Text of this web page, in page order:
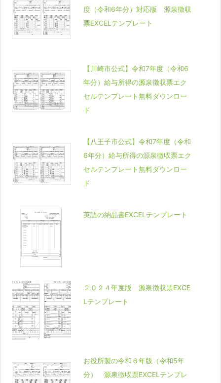
度（令和6年分）対応版 源泉徴収
票EXCELテンプレート
【川崎市公式】令和7年度（令和6
年分）給与所得の源泉徴収票エク
セルテンプレート無料ダウンロー
ド
【八王子市公式】令和7年度（令和
6年分）給与所得の源泉徴収票エク
セルテンプレート無料ダウンロー
ド
英語の納品書EXCELテンプレート
２０２４年度版 源泉徴収票EXCE
Lテンプレート
お役所製の令和６年版（令和5年
分） 源泉徴収票EXCELテンプレ